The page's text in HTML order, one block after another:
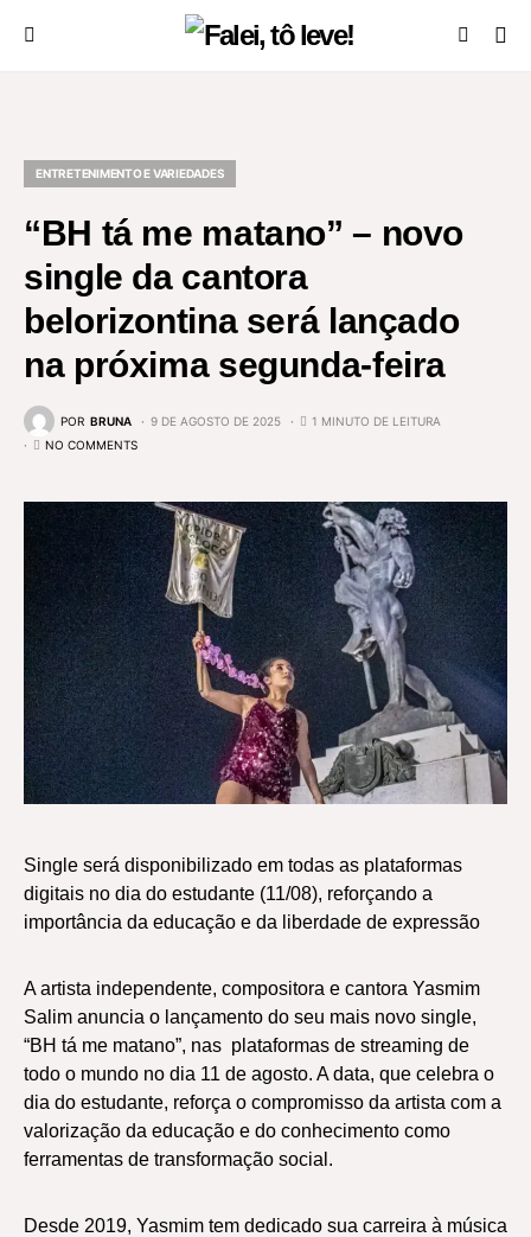
ENTRETENIMENTO E VARIEDADES
“BH tá me matano” – novo
single da cantora
belorizontina será lançado
na próxima segunda-feira
POR BRUNA 9 DE AGOSTO DE 2025
1 MINUTO DE LEITURA
NO COMMENTS
Single será disponibilizado em todas as plataformas
digitais no dia do estudante (11/08), reforçando a
importância da educação e da liberdade de expressão
A artista independente, compositora e cantora Yasmim
Salim anuncia o lançamento do seu mais novo single,
“BH tá me matano”, nas plataformas de streaming de
todo o mundo no dia 11 de agosto. A data, que celebra o
dia do estudante, reforça o compromisso da artista com a
valorização da educação e do conhecimento como
ferramentas de transformação social.
Desde 2019, Yasmim tem dedicado sua carreira à música